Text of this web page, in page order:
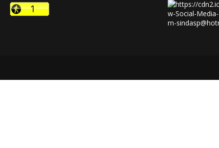
rn-